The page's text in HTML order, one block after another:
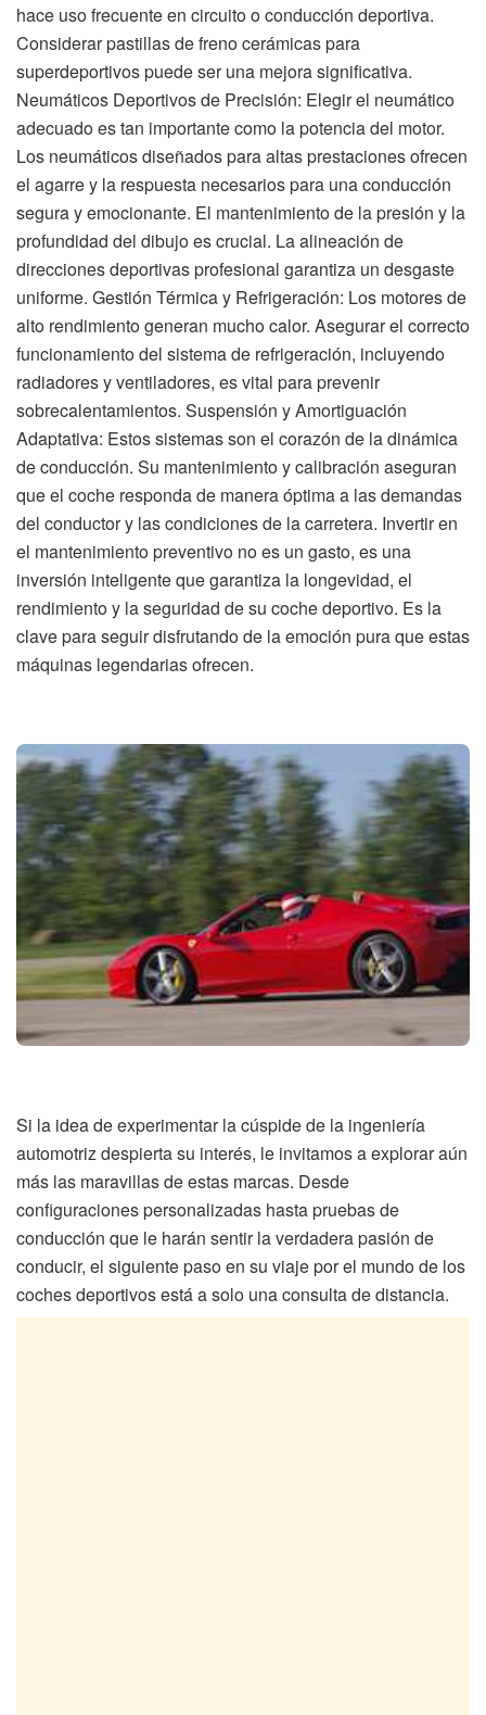
hace uso frecuente en circuito o conducción deportiva.
Considerar pastillas de freno cerámicas para
superdeportivos puede ser una mejora significativa.
Neumáticos Deportivos de Precisión: Elegir el neumático
adecuado es tan importante como la potencia del motor.
Los neumáticos diseñados para altas prestaciones ofrecen
el agarre y la respuesta necesarios para una conducción
segura y emocionante. El mantenimiento de la presión y la
profundidad del dibujo es crucial. La alineación de
direcciones deportivas profesional garantiza un desgaste
uniforme. Gestión Térmica y Refrigeración: Los motores de
alto rendimiento generan mucho calor. Asegurar el correcto
funcionamiento del sistema de refrigeración, incluyendo
radiadores y ventiladores, es vital para prevenir
sobrecalentamientos. Suspensión y Amortiguación
Adaptativa: Estos sistemas son el corazón de la dinámica
de conducción. Su mantenimiento y calibración aseguran
que el coche responda de manera óptima a las demandas
del conductor y las condiciones de la carretera. Invertir en
el mantenimiento preventivo no es un gasto, es una
inversión inteligente que garantiza la longevidad, el
rendimiento y la seguridad de su coche deportivo. Es la
clave para seguir disfrutando de la emoción pura que estas
máquinas legendarias ofrecen.
Si la idea de experimentar la cúspide de la ingeniería
automotriz despierta su interés, le invitamos a explorar aún
más las maravillas de estas marcas. Desde
configuraciones personalizadas hasta pruebas de
conducción que le harán sentir la verdadera pasión de
conducir, el siguiente paso en su viaje por el mundo de los
coches deportivos está a solo una consulta de distancia.